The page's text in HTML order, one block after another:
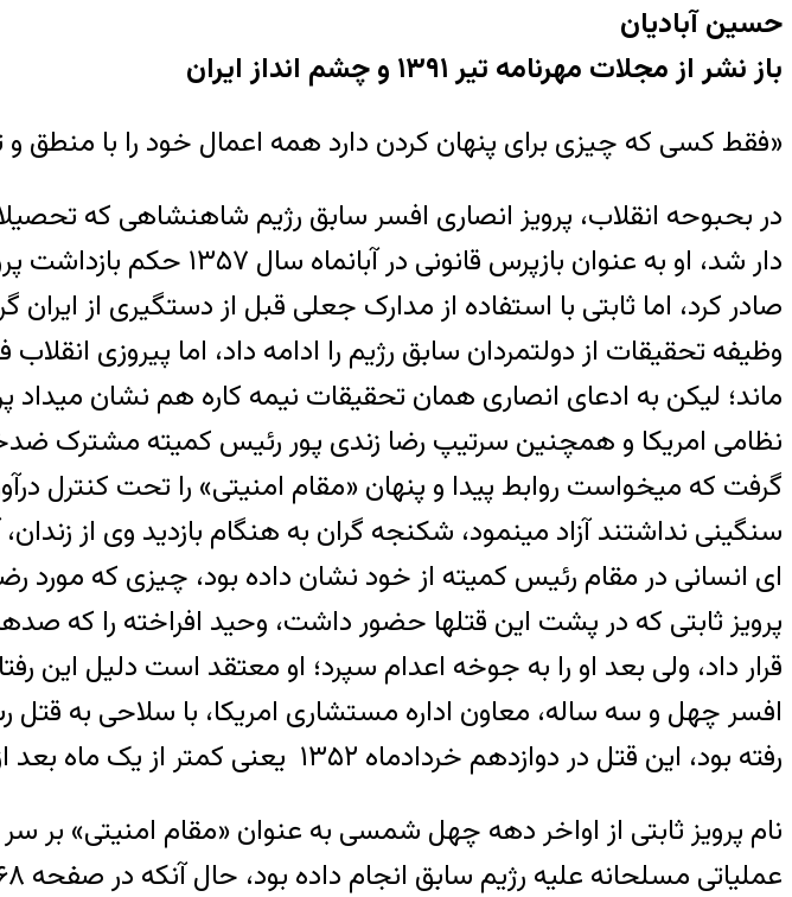
حسین آبادیان
باز نشر از مجلات مهرنامه تیر ۱۳۹۱ و چشم انداز ایران
«فقط کسی که چیزی برای پنهان کردن دارد همه اعمال خود را با منطق
در بحبوحه انقلاب، پرویز انصاری افسر سابق رژیم شاهنشاهی که
دار شد، او به عنوان
صادر کرد، اما ثابتی با استفاده از مدارک جعلی قبل از دستگیری از
وظیفه تحقیقات از دولتمردان سابق رژیم را ادامه داد، اما پیروزی
ماند؛ لیکن به ادعای انصاری همان تحقیقات نیمه کاره هم نشان میداد
نظامی امریکا و همچنین سرتیپ رضا زندی پور رئیس کمیته مشترک
گرفت که میخواست روابط پیدا و پنهان «مقام امنیتی» را تحت کنترل
سنگینی نداشتند آزاد مینمود، شکنجه گران به هنگام بازدید وی از
ای انسانی در مقام رئیس کمیته از خود نشان داده بود، چیزی که
پرویز ثابتی که در پشت این قتلها حضور داشت، وحید افراخته را که
قرار داد، ولی بعد او را به جوخه اعدام سپرد؛ او معتقد است دلیل این
افسر چهل و سه ساله، معاون اداره مستشاری امریکا، با سلاحی به
رفته بود، این قتل در دوازدهم خردادماه ۱۳۵۲ یعنی کمتر از یک ماه بعد از فرار شهرام از زندان صورت گرفت.
نام پرویز ثابتی از اواخر دهه چهل شمسی به عنوان «مقام امنیتی» بر